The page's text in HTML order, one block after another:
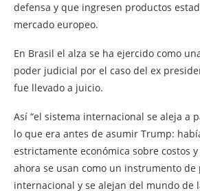
defensa y que ingresen productos
mercado europeo.
En Brasil el alza se ha ejercido como
poder judicial por el caso del ex
fue llevado a juicio.
Así “el sistema internacional se aleja a
lo que era antes de asumir Trump:
estrictamente económica sobre costos
ahora se usan como un instrumento
internacional y se alejan del mundo de